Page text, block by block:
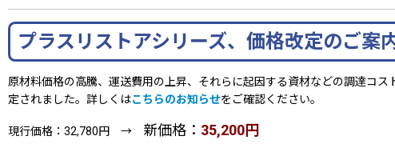
プラスリストアシリーズ、価格改定のご案
原材料価格の高騰、運送費用の上昇、それらに起因する資材などの調達コ
定されました。詳しくはこちらのお知らせをご確認ください。
現行価格：32,780円 → 新価格： 35,200円